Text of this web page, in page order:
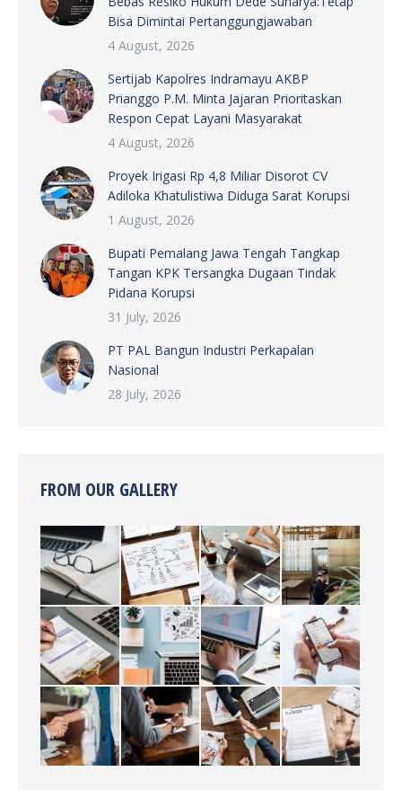
Bisa Dimintai Pertanggungjawaban
4 August, 2026
Sertijab Kapolres Indramayu AKBP
Prianggo P.M. Minta Jajaran Prioritaskan
Respon Cepat Layani Masyarakat
4 August, 2026
Proyek Irigasi Rp 4,8 Miliar Disorot CV
Adiloka Khatulistiwa Diduga Sarat Korupsi
1 August, 2026
Bupati Pemalang Jawa Tengah Tangkap
Tangan KPK Tersangka Dugaan Tindak
Pidana Korupsi
31 July, 2026
PT PAL Bangun Industri Perkapalan
Nasional
28 July, 2026
FROM OUR GALLERY